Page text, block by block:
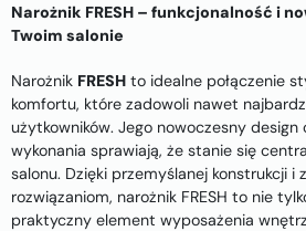
Narożnik FRESH – funkcjonalność i
Twoim salonie
Narożnik FRESH to idealne połączenie
komfortu, które zadowoli nawet
użytkowników. Jego nowoczesny design
wykonania sprawiają, że stanie się
salonu. Dzięki przemyślanej konstrukcji i
rozwiązaniom, narożnik FRESH to nie
praktyczny element wyposażenia